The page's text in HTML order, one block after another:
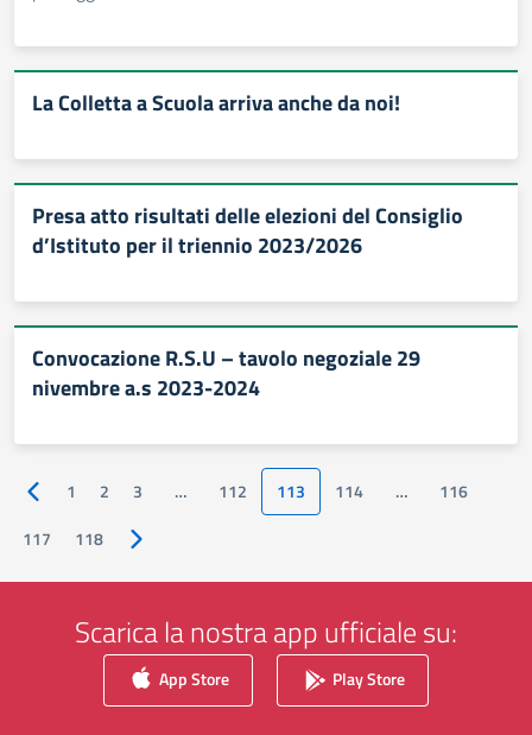
La Colletta a Scuola arriva anche da noi!
Presa atto risultati delle elezioni del Consiglio
d’Istituto per il triennio 2023/2026
Convocazione R.S.U – tavolo negoziale 29
nivembre a.s 2023-2024
Pagina precedente
1 2 3 … 112 113 114 …
116
117
118 Pagina successiva
Scarica la nostra app ufficiale su:
App Store Play Store